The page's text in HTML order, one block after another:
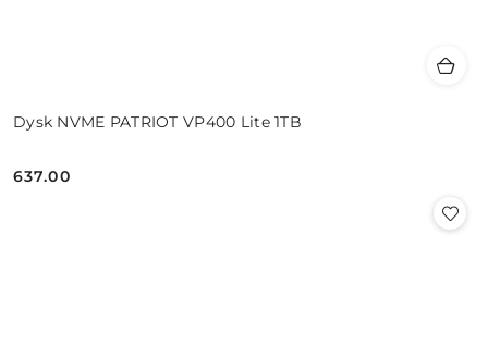
Dysk NVME PATRIOT VP400 Lite 1TB
Cena:
637.00